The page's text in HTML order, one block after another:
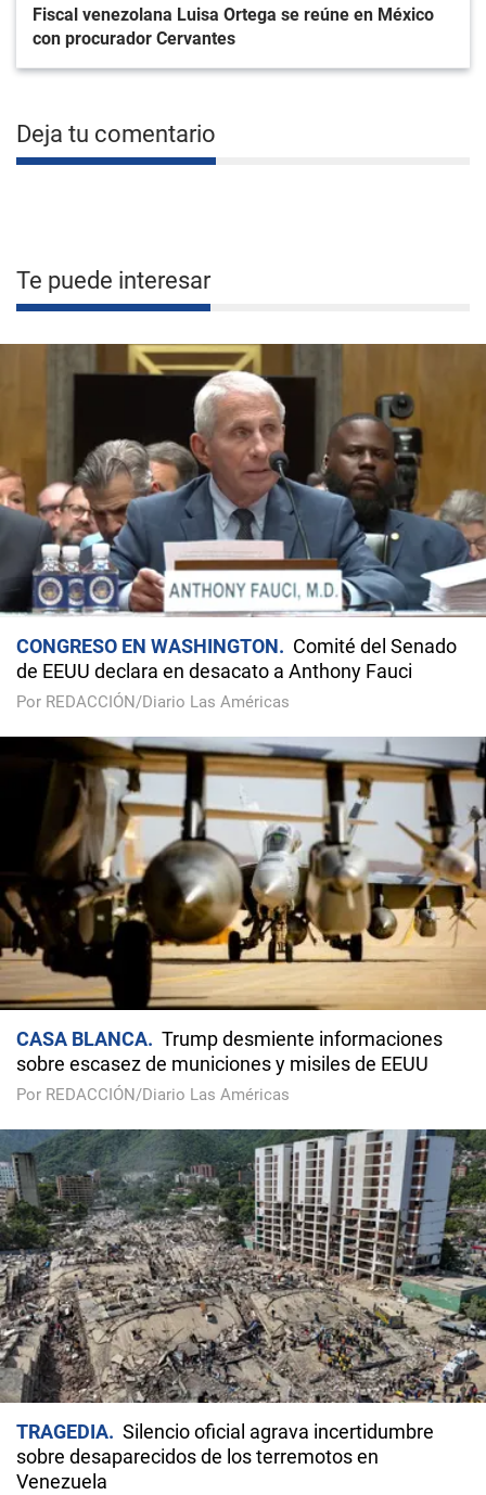
Fiscal venezolana Luisa Ortega se reúne en México
con procurador Cervantes
Deja tu comentario
Te puede interesar
CONGRESO EN WASHINGTON
Comité del Senado
de EEUU declara en desacato a Anthony Fauci
Por REDACCIÓN/Diario Las Américas
CASA BLANCA
Trump desmiente informaciones
sobre escasez de municiones y misiles de EEUU
Por REDACCIÓN/Diario Las Américas
TRAGEDIA
Silencio oficial agrava incertidumbre
sobre desaparecidos de los terremotos en
Venezuela